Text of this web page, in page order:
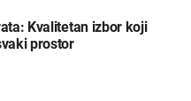
Kvalitetan izbor koji
prostor